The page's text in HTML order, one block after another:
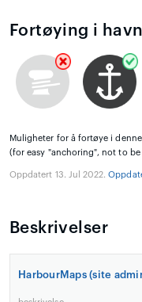
Fortøying i
Muligheter for å fortøye i denne
(for easy "anchoring", not to
Oppdatert 13. Jul 2022.
Beskrivelser
HarbourMaps (site